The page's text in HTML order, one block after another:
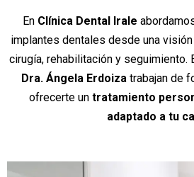
En Clínica Dental Irale
implantes dentales desde una
cirugía, rehabilitación y seguimiento.
Dra. Ángela Erdoizatrabajan de
ofrecerte un tratamiento
adaptado a tu